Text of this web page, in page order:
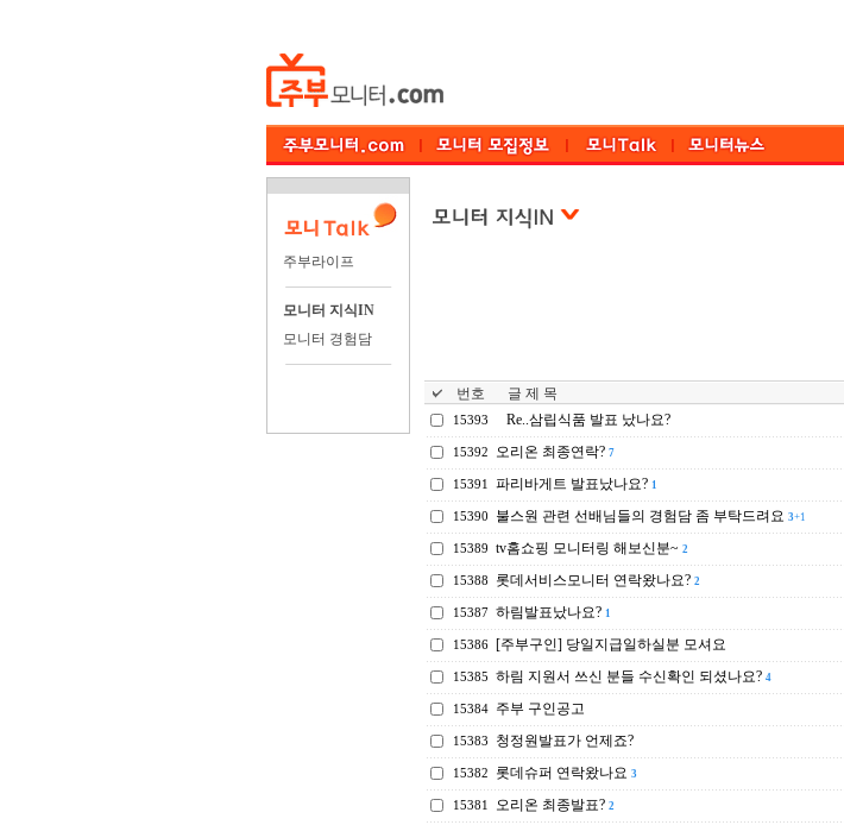
주부라이프
모니터 지식IN
모니터 경험담
번호 글 제 목
15393 Re..삼립식품 발표 났나요?
15392 오리온 최종연락? 7
15391 파리바게트 발표났나요? 1
15390 불스원 관련 선배님들의 경험담 좀 부탁드려요 3+1
15389 tv홈쇼핑 모니터링 해보신분~ 2
15388 롯데서비스모니터 연락왔나요? 2
15387 하림발표났나요? 1
15386 [주부구인] 당일지급일하실분 모셔요
15385 하림 지원서 쓰신 분들 수신확인 되셨나요? 4
15384 주부 구인공고
15383 청정원발표가 언제죠?
15382 롯데슈퍼 연락왔나요 3
15381 오리온 최종발표? 2